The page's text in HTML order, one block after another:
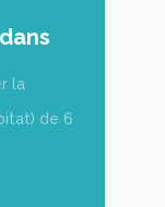
la
de 6